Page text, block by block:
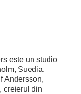
este un studio
Suedia.
Andersson,
creierul din